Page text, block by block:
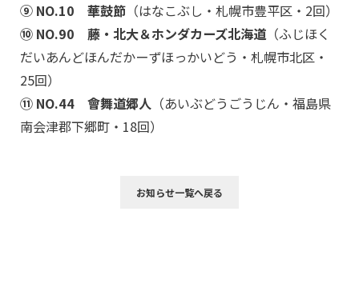
⑨ NO.10 華鼓節 （はなこぶし・札幌市豊平区・2回）
⑩ NO.90 藤・北大＆ホンダカーズ北海道（ふじほく
だいあんどほんだかーずほっかいどう・札幌市北区・
25回）
⑪ NO.44 會舞道郷人 （あいぶどうごうじん・福島県
南会津郡下郷町・18回）
お知らせ一覧へ戻る